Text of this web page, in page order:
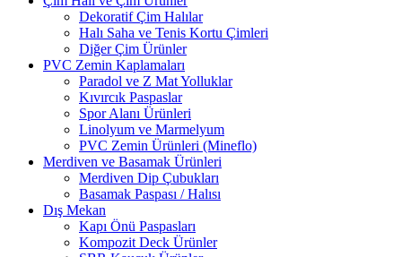
Dekoratif Çim Halılar
Halı Saha ve Tenis Kortu Çimleri
Diğer Çim Ürünler
PVC Zemin Kaplamaları
Paradol ve Z Mat Yolluklar
Kıvırcık Paspaslar
Spor Alanı Ürünleri
Linolyum ve Marmelyum
PVC Zemin Ürünleri (Mineflo)
Merdiven ve Basamak Ürünleri
Merdiven Dip Çubukları
Basamak Paspası / Halısı
Dış Mekan
Kapı Önü Paspasları
Kompozit Deck Ürünler